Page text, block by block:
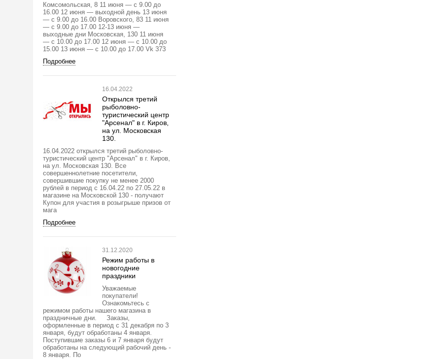
Комсомольская, 8 11 июня — с 9.00 до
16.00 12 июня — выходной день 13 июня
— с 9.00 до 16.00 Воровского, 83 11 июня
— с 9.00 до 17.00 12-13 июня —
выходные дни Московская, 130 11 июня
— с 10.00 до 17.00 12 июня — с 10.00 до
15.00 13 июня — с 10.00 до 17.00 Vk 373
Подробнее
16.04.2022
Открылся третий
рыболовно-
туристический центр
"Арсенал" в г. Киров,
на ул. Московская
130.
16.04.2022 открылся третий рыболовно-
туристический центр "Арсенал" в г. Киров,
на ул. Московская 130. Все
совершеннолетние посетители,
совершившие покупку не менее 2000
рублей в период с 16.04.22 по 27.05.22 в
магазине на Московской 130 - получают
Купон для участия в розыгрыше призов от
мага
Подробнее
31.12.2020
Режим работы в
новогодние
праздники
Уважаемые
покупатели!
Ознакомьтесь с
режимом работы нашего магазина в
праздничные дни. Заказы,
оформленные в период с 31 декабря по 3
января, будут обработаны 4 января.
Поступившие заказы 6 и 7 января будут
обработаны на следующий рабочий день -
8 января. По